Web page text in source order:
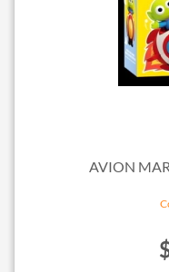
AVION